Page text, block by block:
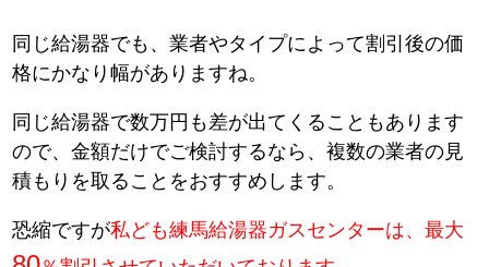
同じ給湯器でも、業者やタイプによって割引後の価
格にかなり幅がありますね。
同じ給湯器で数万円も差が出てくることもあります
ので、金額だけでご検討するなら、複数の業者の見
積もりを取ることをおすすめします。
恐縮ですが私ども練馬給湯器ガスセンターは、最大